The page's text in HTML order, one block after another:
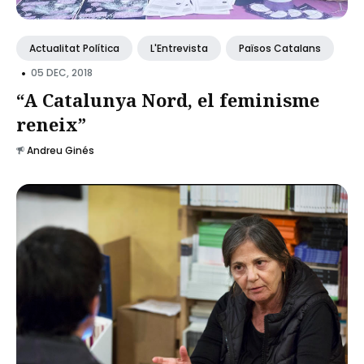
Actualitat Política L'Entrevista Països Catalans
• 05 DEC, 2018
“A Catalunya Nord, el feminisme
reneix”
Andreu Ginés